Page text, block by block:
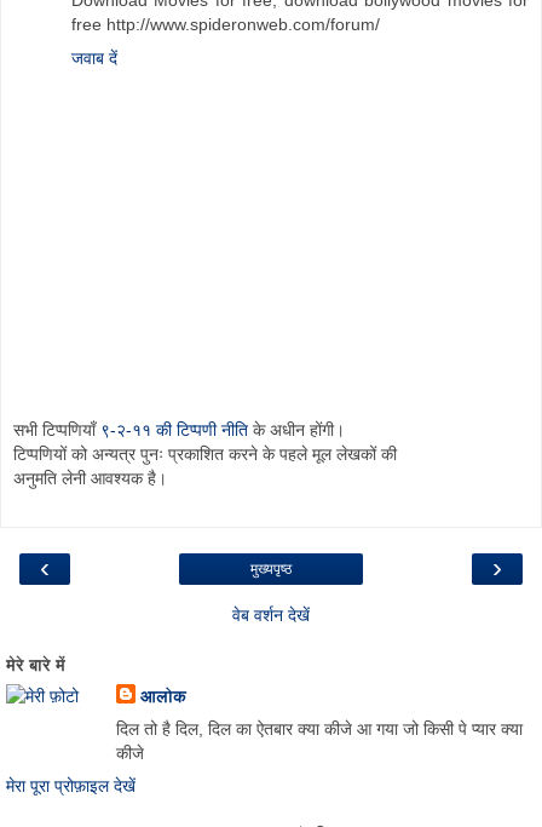
free http://www.spideronweb.com/forum/
जवाब दें
सभी टिप्पणियाँ ९-२-११ की टिप्पणी नीति के अधीन होंगी।
टिप्पणियों को अन्यत्र पुनः प्रकाशित करने के पहले मूल लेखकों की
अनुमति लेनी आवश्यक है।
‹ ›
मुख्यपृष्ठ
वेब वर्शन देखें
मेरे बारे में
आलोक
दिल तो है दिल, दिल का ऐतबार क्या कीजे आ गया जो किसी पे प्यार क्या
कीजे
मेरा पूरा प्रोफ़ाइल देखें